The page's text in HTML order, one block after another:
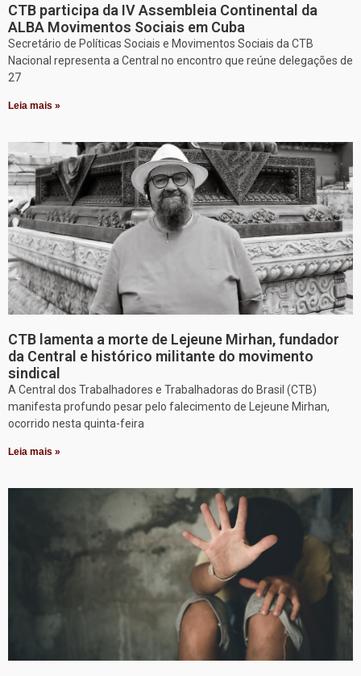
CTB participa da IV Assembleia Continental da
ALBA Movimentos Sociais em Cuba
Secretário de Políticas Sociais e Movimentos Sociais da CTB
Nacional representa a Central no encontro que reúne delegações de
27
Leia mais »
CTB lamenta a morte de Lejeune Mirhan, fundador
da Central e histórico militante do movimento
sindical
A Central dos Trabalhadores e Trabalhadoras do Brasil (CTB)
manifesta profundo pesar pelo falecimento de Lejeune Mirhan,
ocorrido nesta quinta-feira
Leia mais »